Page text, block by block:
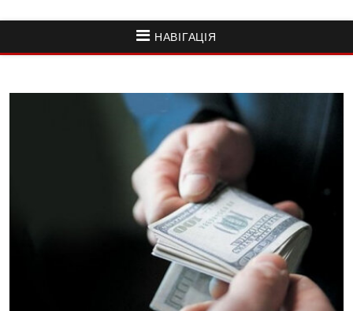
НАВІГАЦІЯ